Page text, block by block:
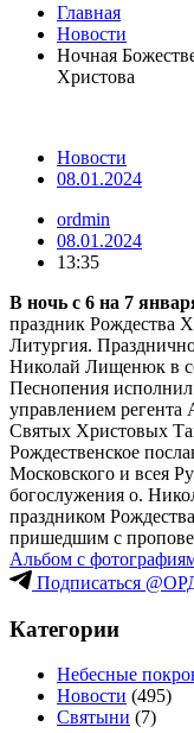
Главная
Новости
Ночная
Христова
Новости
08.01.2024
ordmin
08.01.2024
13:35
В ночь с 6 на 7
праздник Рождества
Литургия.
Николай Лищенюк в
Песнопения
управлением
Святых Христовых
Рождественское
Московского и всея
богослужения о.
праздником
пришедшим с
Альбом с
Подписаться
Категории
Небесные
Новости (495)
Святыни (7)